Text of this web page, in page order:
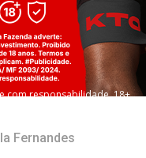
com responsabilidade. 18+
Fernandes